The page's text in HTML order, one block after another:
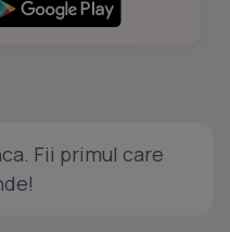
Fii primul care